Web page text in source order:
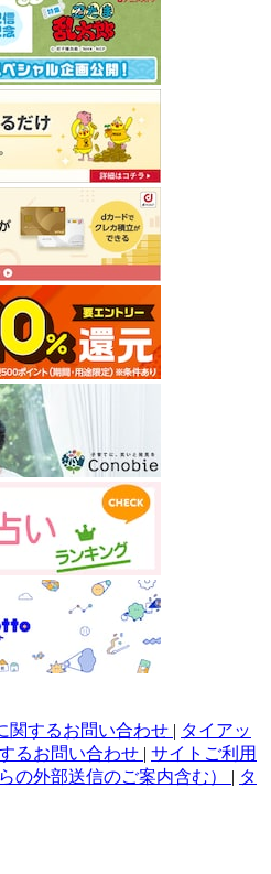
関するお問い合わせ | タイアッ
るお問い合わせ | サイトご利用
の外部送信のご案内含む） | タ